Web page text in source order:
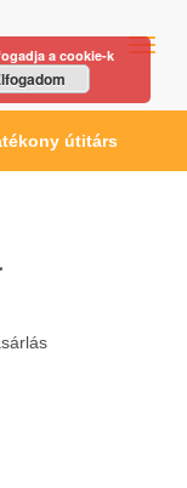
útitárs
a cookie-k